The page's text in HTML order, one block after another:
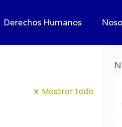
Derechos Humanos
Mostrar todo